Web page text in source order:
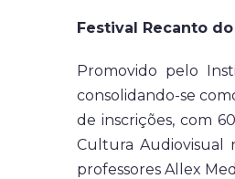
Festival Recanto
Promovido pelo
consolidando-se
de inscrições, com
Cultura Audiovisual
professores Allex